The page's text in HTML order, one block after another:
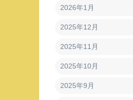
2026年1月
2025年12月
2025年11月
2025年10月
2025年9月